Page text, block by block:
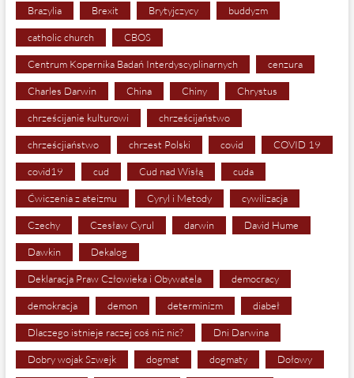
Brazylia Brexit Brytyjczycy buddyzm
catholic church CBOS
Centrum Kopernika Badań Interdyscyplinarnych cenzura
Charles Darwin China Chiny Chrystus
chrześcijanie kulturowi chrześcijaństwo
chrześcjiaństwo chrzest Polski covid COVID 19
covid19 cud Cud nad Wisłą cuda
Ćwiczenia z ateizmu Cyryl i Metody cywilizacja
Czechy Czesław Cyrul darwin David Hume
Dawkin Dekalog
Deklaracja Praw Człowieka i Obywatela democracy
demokracja demon determinizm diabeł
Dlaczego istnieje raczej coś niż nic? Dni Darwina
Dobry wojak Szwejk dogmat dogmaty Dołowy